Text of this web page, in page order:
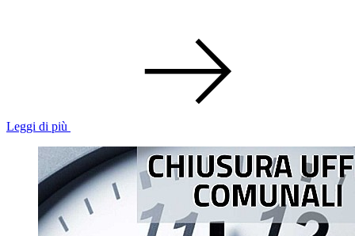
Leggi di più